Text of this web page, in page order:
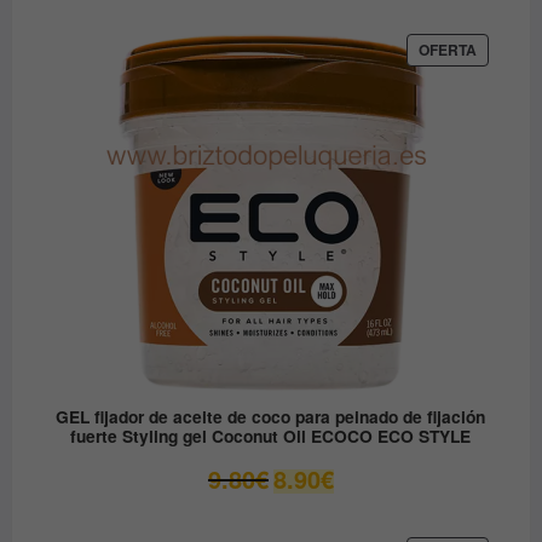
era:
12.30€.
es:
OFERTA
EN
GEL fijador de aceite de coco para peinado de fijación
fuerte Styling gel Coconut Oil ECOCO ECO STYLE
9.80€ El
precio
8.90€El
precio